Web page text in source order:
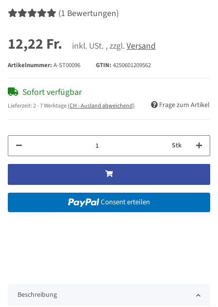
(1 Bewertungen)
12,22 Fr. inkl. USt. , zzgl. Versand
Artikelnummer: A-ST00096 GTIN: 4250601209562
Sofort verfügbar
Lieferzeit:2 - 7 Werktage(CH - Ausland abweichend) Frage zum Artikel
Stk
Consent erteilen
Beschreibung